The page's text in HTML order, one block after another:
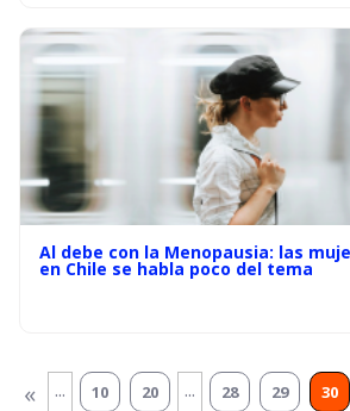
Al debe con la Menopausia: las
en Chile se habla poco del tema
« ... 10 20 ... 28 29 30